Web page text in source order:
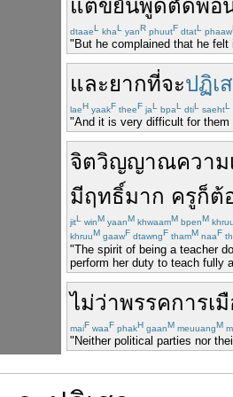
แต่ขยันพูดตัดพ้อ
dtaaeL khaL yanR phuutF dtatL phaaw
"But he complained that he
และยากที่จะปฏิเ
laeH yaakF theeF jaL bpaL dtiL saehtL
"And it is very difficult for them
จิตวิญญาณความ
มีฤทธิ์มาก ครูก็ต้
jitL winM yaanM khwaamM bpenM
khruuM gaawF dtawngF thamM naaF
"The spirit of being a teacher
perform her duty to teach fully
ไม่ว่าพรรคการเมื
maiF waaF phakH gaanM meuuangM
"Neither political parties nor